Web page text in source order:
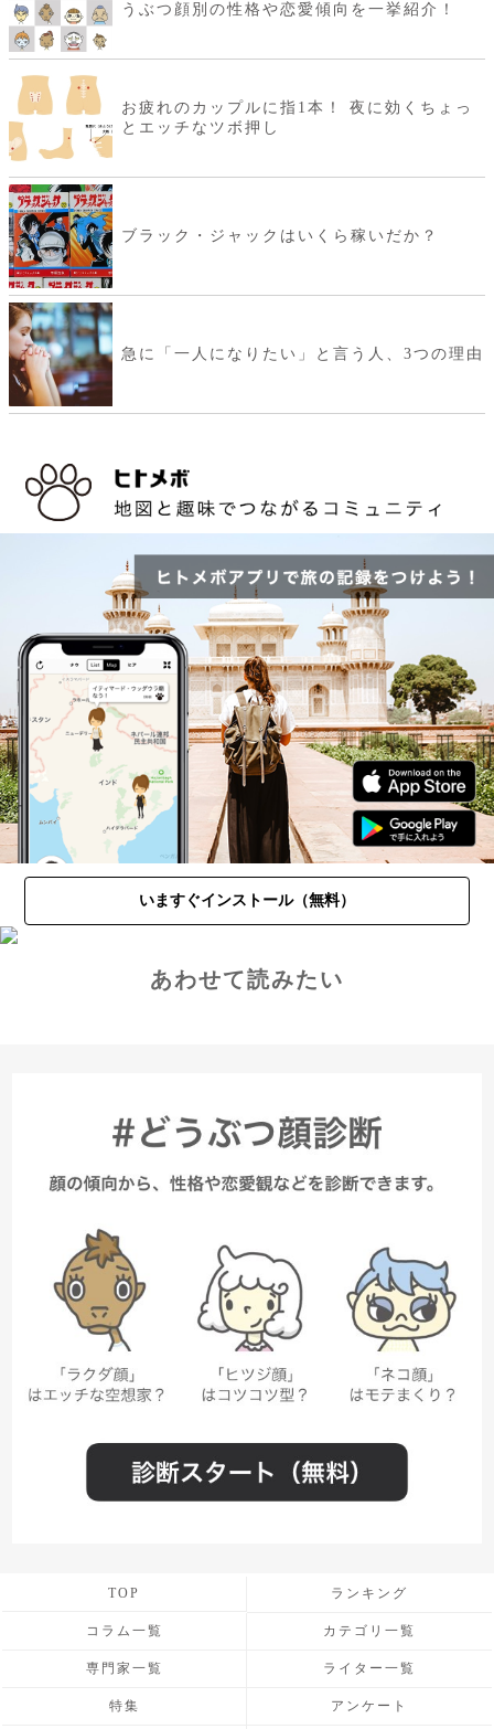
うぶつ顔別の性格や恋愛傾向を一挙紹介！
お疲れのカップルに指1本！ 夜に効くちょっ
とエッチなツボ押し
ブラック・ジャックはいくら稼いだか？
急に「一人になりたい」と言う人、3つの理由
いますぐインストール（無料）
あわせて読みたい
TOP ランキング
コラム一覧 カテゴリ一覧
専門家一覧 ライター一覧
特集 アンケート